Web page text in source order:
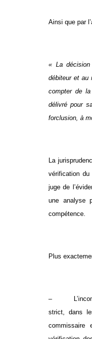
Ainsi que par
« La décision
débiteur et au
compter de
délivré pour
forclusion, à
La
vérification
juge de
une analyse
compétence.
Plus
–
strict, dans